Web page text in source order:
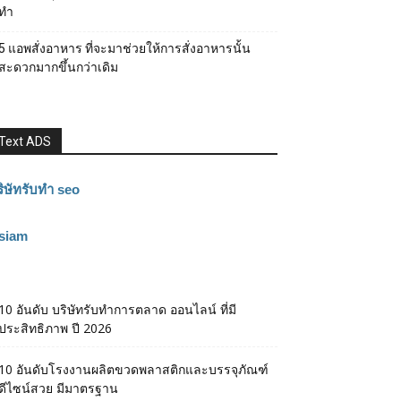
ำ
5 แอพสั่งอาหาร ที่จะมาช่วยให้การสั่งอาหารนั้น
สะดวกมากขึ้นกว่าเดิม
ADS
ษัทรับทำ seo
10 อันดับ บริษัทรับทำการตลาด ออนไลน์ ที่มี
ระสิทธิภาพ ปี 2026
10 อันดับโรงงานผลิตขวดพลาสติกและบรรจุภัณฑ์
ดีไซน์สวย มีมาตรฐาน